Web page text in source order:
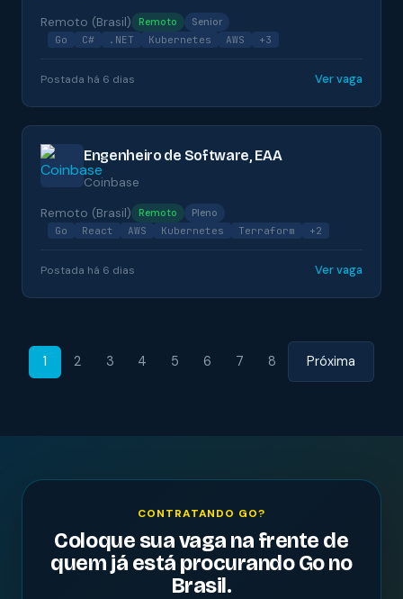
Remoto (Brasil)
Remoto
Senior
Go
C# .NET Kubernetes AWS +3
Postada há 6 dias Ver vaga
Engenheiro de Software, EAA
Coinbase
Remoto (Brasil)
Remoto
Pleno
Go
React AWS Kubernetes Terraform +2
Postada há 6 dias Ver vaga
1 2 3 4 5 6 7 8 Próxima
CONTRATANDO GO?
Coloque sua vaga na frente de
quem já está procurando Go no
Brasil.